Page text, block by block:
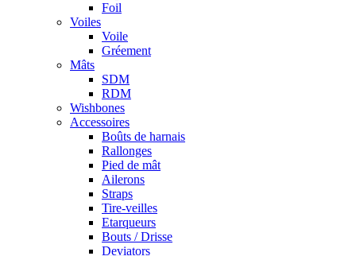
Foil
Voiles
Voile
Gréement
Mâts
SDM
RDM
Wishbones
Accessoires
Boûts de harnais
Rallonges
Pied de mât
Ailerons
Straps
Tire-veilles
Etarqueurs
Bouts / Drisse
Deviators